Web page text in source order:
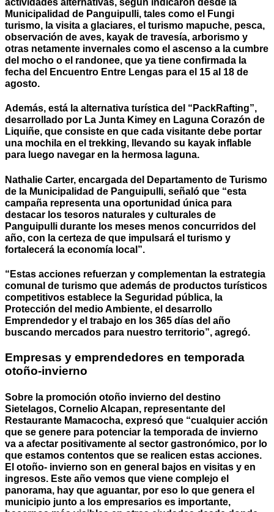
actividades alternativas, según indicaron desde la
Municipalidad de Panguipulli, tales como el Fungi
turismo, la visita a glaciares, el turismo mapuche, pesca,
observación de aves, kayak de travesía, arborismo y
otras netamente invernales como el ascenso a la cumbre
del mocho o el randonee, que ya tiene confirmada la
fecha del Encuentro Entre Lengas para el 15 al 18 de
agosto.
Además, está la alternativa turística del “PackRafting”,
desarrollado por La Junta Kimey en Laguna Corazón de
Liquiñe, que consiste en que cada visitante debe portar
una mochila en el trekking, llevando su kayak inflable
para luego navegar en la hermosa laguna.
Nathalie Carter, encargada del Departamento de Turismo
de la Municipalidad de Panguipulli, señaló que “esta
campaña representa una oportunidad única para
destacar los tesoros naturales y culturales de
Panguipulli durante los meses menos concurridos del
año, con la certeza de que impulsará el turismo y
fortalecerá la economía local”.
“Estas acciones refuerzan y complementan la estrategia
comunal de turismo que además de productos turísticos
competitivos establece la Seguridad pública, la
Protección del medio Ambiente, el desarrollo
Emprendedor y el trabajo en los 365 días del año
buscando mercados para nuestro territorio”, agregó.
Empresas y emprendedores en temporada
otoño-invierno
Sobre la promoción otoño invierno del destino
Sietelagos, Cornelio Alcapan, representante del
Restaurante Mamacocha, expresó que “cualquier acción
que se genere para potenciar la temporada de invierno
va a afectar positivamente al sector gastronómico, por lo
que estamos contentos que se realicen estas acciones.
El otoño- invierno son en general bajos en visitas y en
ingresos. Este año vemos que viene complejo el
panorama, hay que aguantar, por eso lo que genera el
municipio junto a los empresarios es importante,